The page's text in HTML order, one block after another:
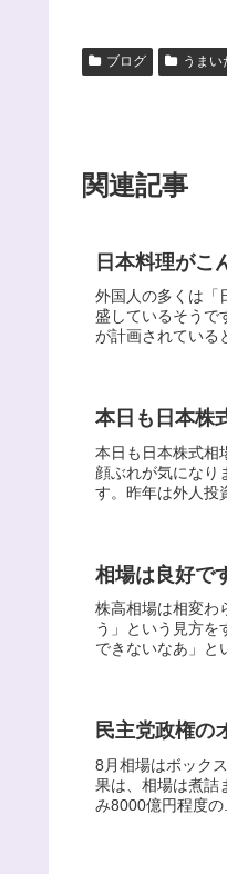
ブログ うまい
関連記事
日本料理がこ
外国人の多くは「
盛しているそうで
が計画されている
本日も日本株
本日も日本株式相
顔ぶれが気にな
す。昨年は外人投
相場は良好で
株高相場は相変わ
う」という見方を
できないなあ」と
民主党政権の
8月相場はボック
果は、相場は煮詰
み8000億円程度の...